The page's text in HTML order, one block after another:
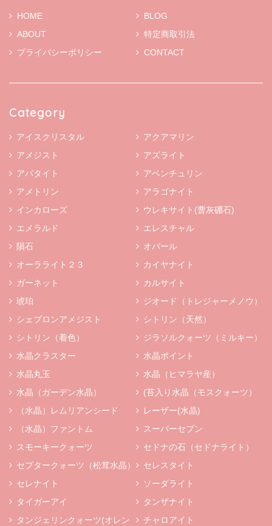
HOME
BLOG
ABOUT
特定商取引法
プライバシーポリシー
CONTACT
Category
アイスクリスタル
アクアマリン
アメジスト
アズライト
アパタイト
アベンチュリン
アメトリン
アラゴナイト
インカローズ
ウレキサイト(曹灰硼石)
エメラルド
エレスチャル
隕石
オパール
オーラライト２３
カイヤナイト
ガーネット
カルサイト
琥珀
ジオード（トレジャーメノウ）
シェブロンアメジスト
シトリン（天然）
シトリン（着色）
ジラソルクォーツ（ミルキー）
水晶クラスター
水晶ポイント
水晶丸玉
水晶（ヒマラヤ産）
水晶（ガーデン水晶）
(苔入り水晶（モスクォーツ）
（水晶）レムリアンシード
レーザー(水晶)
（水晶）ファントム
スーパーセブン
スモーキークォーツ
セドナの石（セドナライト）
セプタークォーツ（松茸水晶）
セレスタイト
セレナイト
ソーダライト
タイガーアイ
タンザナイト
タンジェリンクォーツ(オレン
チャロアイト